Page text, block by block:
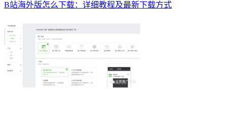
B站海外版怎么下载：详细教程及最新下载方式